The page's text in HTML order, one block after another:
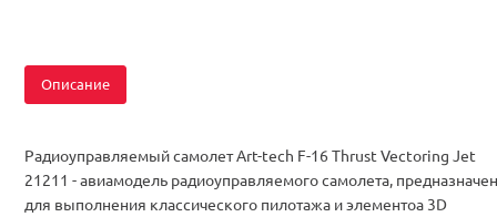
Описание
Радиоуправляемый самолет Art-tech F-16 Thrust Vectoring Jet
21211 - авиамодель радиоуправляемого самолета,
для выполнения классического пилотажа и элементоа 3D